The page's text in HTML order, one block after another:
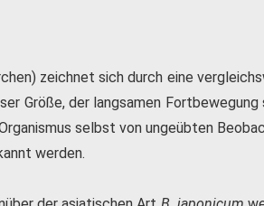
zeichnet sich durch eine
Größe, der langsamen Fortbewegung
selbst von ungeübten
werden.